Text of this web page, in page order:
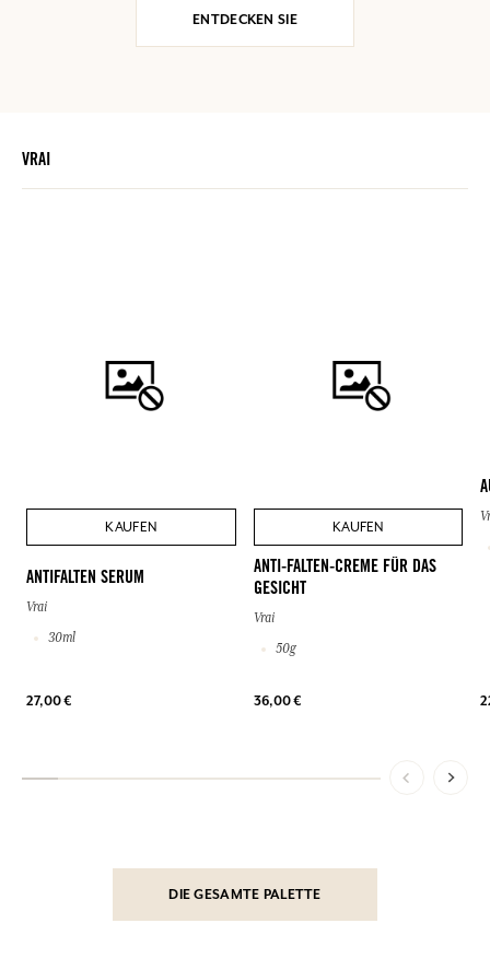
ENTDECKEN SIE
VRAI
KAUFEN
ANTIFALTEN SERUM
Vrai
30ml
27,00 €
KAUFEN
ANTI-FALTEN-CREME FÜR DAS
GESICHT
Vrai
50g
36,00 €
DIE GESAMTE PALETTE